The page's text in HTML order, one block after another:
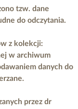
tzw. dane
do odczytania.
z kolekcji:
w archiwum
danych do
przez dr